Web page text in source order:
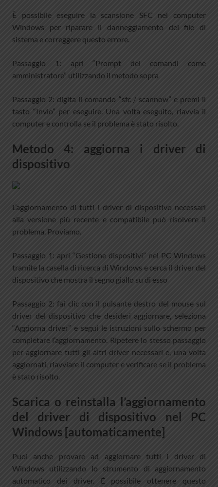
È possibile eseguire la scansione SFC nel computer
Windows per riparare il danneggiamento dei file di
sistema e correggere questo errore.
Passaggio 1: apri “Prompt dei comandi come
amministratore” utilizzando il metodo sopra
Passaggio 2: digita il comando “sfc / scannow” e premi il
tasto “Invio” per eseguire. Una volta eseguito, riavvia il
computer e controlla se il problema è stato risolto.
Metodo 4: aggiorna i driver di
dispositivo
L’aggiornamento di tutti i driver di dispositivo necessari
alla versione più recente e compatibile può risolvere il
problema. Proviamo.
Passaggio 1: apri “Gestione dispositivi” nel PC Windows
tramite la casella di ricerca di Windows e cerca il driver del
dispositivo che mostra il segno giallo su di esso
Passaggio 2: fai clic con il pulsante destro del mouse sul
driver del dispositivo che desideri aggiornare, seleziona
“Aggiorna driver” e segui le istruzioni sullo schermo per
completare l’aggiornamento. Ripetere lo stesso passaggio
per aggiornare tutti gli altri driver necessari e, una volta
aggiornati, riavviare il computer e verificare se il problema
è stato risolto.
Scarica o reinstalla l’aggiornamento
del driver di dispositivo nel PC
Windows [automaticamente]
Puoi anche provare ad aggiornare tutti i driver di
Windows utilizzando lo strumento di aggiornamento
automatico dei driver. È possibile ottenere questo